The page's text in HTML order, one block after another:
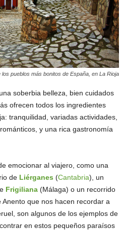
los pueblos más bonitos de España, en La Rioja
soberbia belleza, bien cuidados
ofrecen todos los ingredientes
tranquilidad, variadas actividades,
y una rica gastronomía
emocionar al viajero, como una
de Liérganes (Cantabria), un
Frigiliana (Málaga) o un recorrido
que nos hacen recordar a
son algunos de los ejemplos de
en estos pequeños paraísos